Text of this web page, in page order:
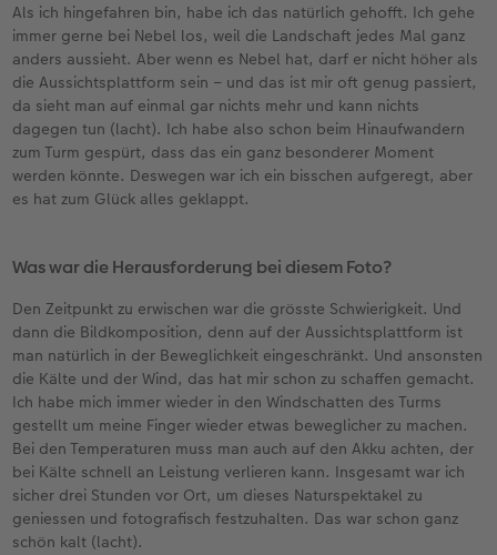
Als ich hingefahren bin, habe ich das natürlich gehofft. Ich gehe
immer gerne bei Nebel los, weil die Landschaft jedes Mal ganz
anders aussieht. Aber wenn es Nebel hat, darf er nicht höher als
die Aussichtsplattform sein – und das ist mir oft genug passiert,
da sieht man auf einmal gar nichts mehr und kann nichts
dagegen tun (lacht). Ich habe also schon beim Hinaufwandern
zum Turm gespürt, dass das ein ganz besonderer Moment
werden könnte. Deswegen war ich ein bisschen aufgeregt, aber
es hat zum Glück alles geklappt.
Was war die Herausforderung bei diesem Foto?
Den Zeitpunkt zu erwischen war die grösste Schwierigkeit. Und
dann die Bildkomposition, denn auf der Aussichtsplattform ist
man natürlich in der Beweglichkeit eingeschränkt. Und ansonsten
die Kälte und der Wind, das hat mir schon zu schaffen gemacht.
Ich habe mich immer wieder in den Windschatten des Turms
gestellt um meine Finger wieder etwas beweglicher zu machen.
Bei den Temperaturen muss man auch auf den Akku achten, der
bei Kälte schnell an Leistung verlieren kann. Insgesamt war ich
sicher drei Stunden vor Ort, um dieses Naturspektakel zu
geniessen und fotografisch festzuhalten. Das war schon ganz
schön kalt (lacht).